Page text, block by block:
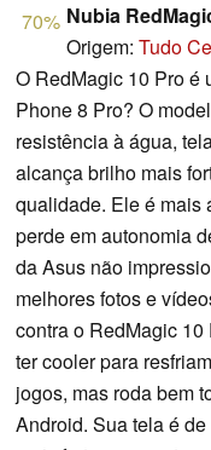
70% Nubia
Origem: Tudo
O RedMagic 10 Pro é
Phone 8 Pro? O
resistência à água,
alcança brilho mais
qualidade. Ele é mais
perde em autonomia
da Asus não
melhores fotos e
contra o RedMagic
ter cooler para
jogos, mas roda bem
Android. Sua tela é